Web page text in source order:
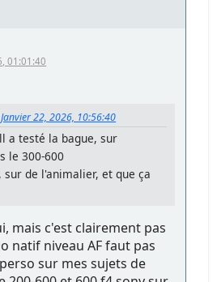
01:01:40
22, 2026, 10:56:40
a testé la bague, sur
le 300-600
de l'animalier, et que ça
mais c'est clairement pas
natif niveau AF faut pas
sur mes sujets de